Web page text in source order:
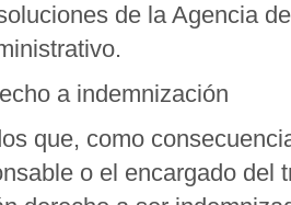
de la Agencia
a indemnización
que, como
o el encargado del